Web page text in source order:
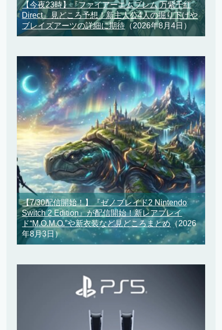
【今夜23時】『ファイアーエムブレム 万紫千紅
Direct』見どころ予想！新主人公4人の掘り下げや
ブレイズアーツの詳細に期待 （2026年8月4日）
【7/30配信開始！】『ゼノブレイド2 Nintendo
Switch 2 Edition』が配信開始！新レアブレイ
ド“M.O.M.O.”や新衣装など見どころまとめ（2026
年8月3日）